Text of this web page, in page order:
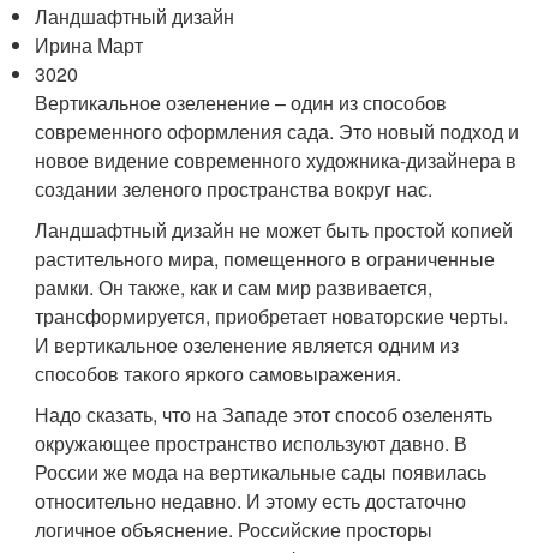
Ландшафтный дизайн
Ирина Март
3020
Вертикальное озеленение – один из способов
современного оформления сада. Это новый подход и
новое видение современного художника-дизайнера в
создании зеленого пространства вокруг нас.
Ландшафтный дизайн не может быть простой копией
растительного мира, помещенного в ограниченные
рамки. Он также, как и сам мир развивается,
трансформируется, приобретает новаторские черты.
И вертикальное озеленение является одним из
способов такого яркого самовыражения.
Надо сказать, что на Западе этот способ озеленять
окружающее пространство используют давно. В
России же мода на вертикальные сады появилась
относительно недавно. И этому есть достаточно
логичное объяснение. Российские просторы